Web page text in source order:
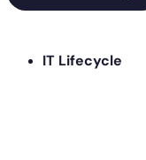
IT Lifecycle